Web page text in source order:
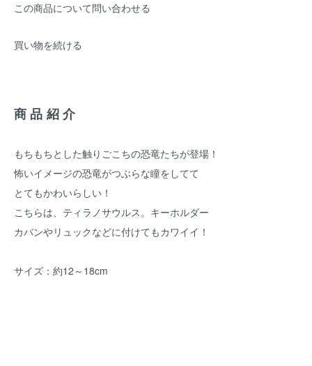
この商品について問い合わせる
買い物を続ける
商品紹介
もちもちとした触りごこちの恐竜たちが登場！
怖いイメージの恐竜がつぶらな瞳をしてて
とてもかわいらしい！
こちらは、ティラノサウルス。キーホルダー
カバンやリュックなどに付けてもカワイイ！
サイズ：約12～18cm